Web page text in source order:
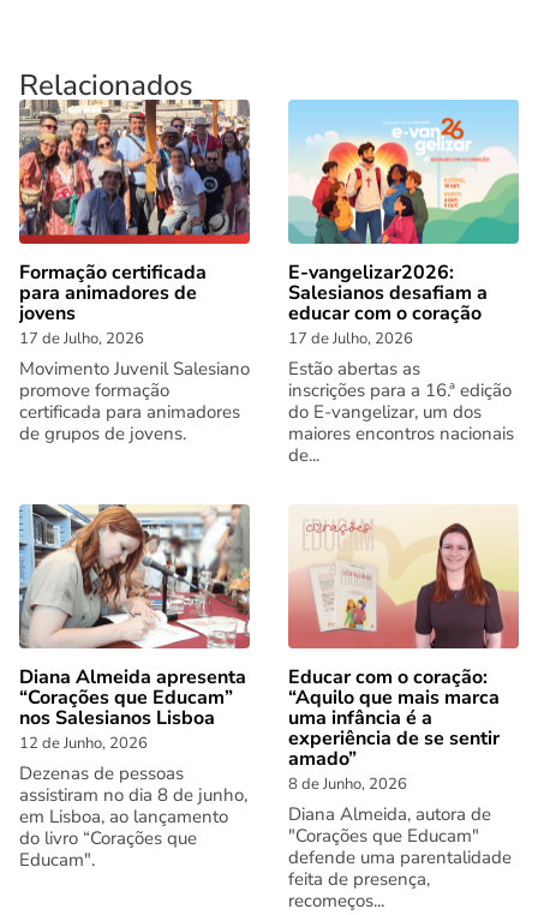
Relacionados
Formação certificada
para animadores de
jovens
17 de Julho, 2026
Movimento Juvenil Salesiano
promove formação
certificada para animadores
de grupos de jovens.
E-vangelizar2026:
Salesianos desafiam a
educar com o coração
17 de Julho, 2026
Estão abertas as
inscrições para a 16.ª edição
do E-vangelizar, um dos
maiores encontros nacionais
de...
Diana Almeida apresenta
“Corações que Educam”
nos Salesianos Lisboa
12 de Junho, 2026
Dezenas de pessoas
assistiram no dia 8 de junho,
em Lisboa, ao lançamento
do livro “Corações que
Educam".
Educar com o coração:
“Aquilo que mais marca
uma infância é a
experiência de se sentir
amado”
8 de Junho, 2026
Diana Almeida, autora de
"Corações que Educam"
defende uma parentalidade
feita de presença,
recomeços...